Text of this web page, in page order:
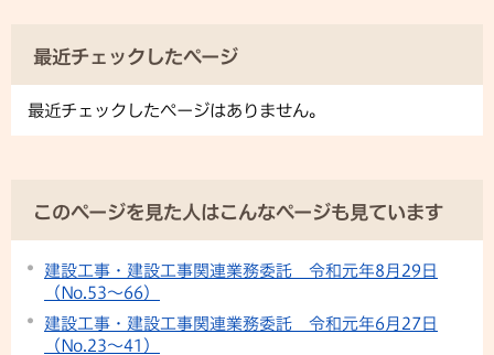
最近チェックしたページ
最近チェックしたページはありません。
このページを見た人はこんなページも見ています
建設工事・建設工事関連業務委託 令和元年8月29日
（No.53～66）
建設工事・建設工事関連業務委託 令和元年6月27日
（No.23～41）